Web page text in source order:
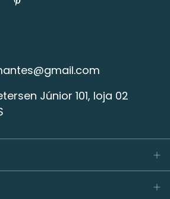
Júnior 101, loja 02